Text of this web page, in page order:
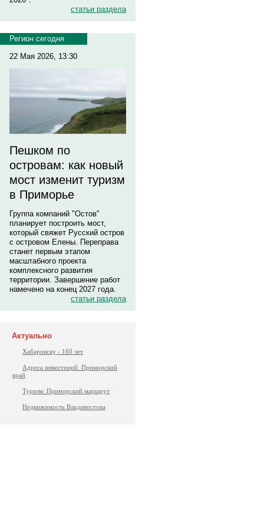
статьи раздела
Регион сегодня
22 Мая 2026, 13:30
Пешком по
островам: как новый
мост изменит туризм
в Приморье
Группа компаний "Остов"
планирует построить мост,
который свяжет Русский остров
с островом Елены. Переправа
станет первым этапом
масштабного проекта
комплексного развития
территории. Завершение работ
намечено на конец 2027 года.
статьи раздела
Актуально
Хабаровску - 160 лет
Адреса инвестиций. Приморский
край
Туризм: Приморский маршрут
Недвижимость Владивостока